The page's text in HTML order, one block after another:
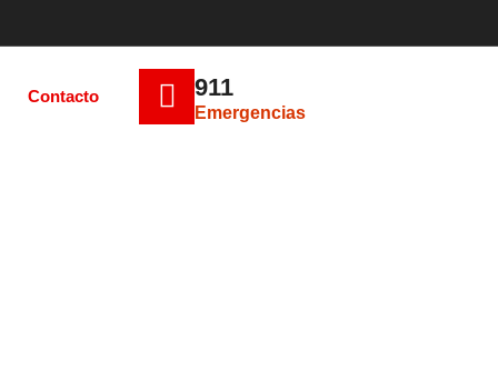
Contacto 911
Emergencias